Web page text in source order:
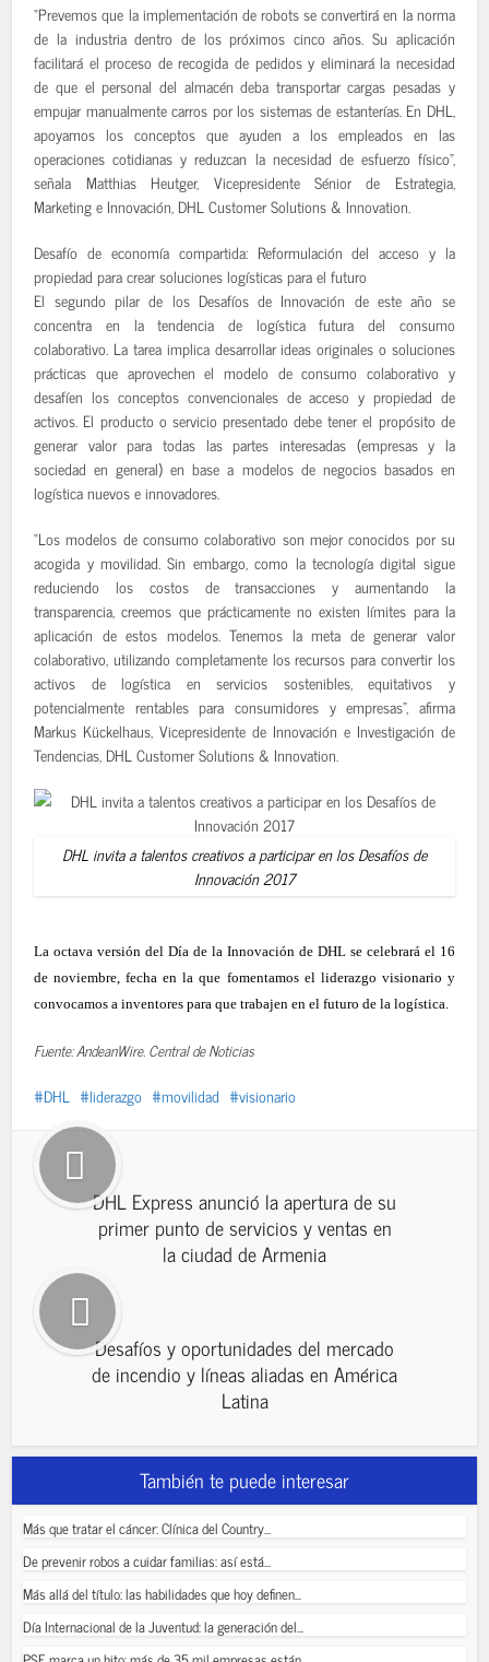
“Prevemos que la implementación de robots se convertirá en la norma
de la industria dentro de los próximos cinco años. Su aplicación
facilitará el proceso de recogida de pedidos y eliminará la necesidad
de que el personal del almacén deba transportar cargas pesadas y
empujar manualmente carros por los sistemas de estanterías. En DHL,
apoyamos los conceptos que ayuden a los empleados en las
operaciones cotidianas y reduzcan la necesidad de esfuerzo físico”,
señala Matthias Heutger, Vicepresidente Sénior de Estrategia,
Marketing e Innovación, DHL Customer Solutions & Innovation.
Desafío de economía compartida: Reformulación del acceso y la
propiedad para crear soluciones logísticas para el futuro
El segundo pilar de los Desafíos de Innovación de este año se
concentra en la tendencia de logística futura del consumo
colaborativo. La tarea implica desarrollar ideas originales o soluciones
prácticas que aprovechen el modelo de consumo colaborativo y
desafíen los conceptos convencionales de acceso y propiedad de
activos. El producto o servicio presentado debe tener el propósito de
generar valor para todas las partes interesadas (empresas y la
sociedad en general) en base a modelos de negocios basados en
logística nuevos e innovadores.
“Los modelos de consumo colaborativo son mejor conocidos por su
acogida y movilidad. Sin embargo, como la tecnología digital sigue
reduciendo los costos de transacciones y aumentando la
transparencia, creemos que prácticamente no existen límites para la
aplicación de estos modelos. Tenemos la meta de generar valor
colaborativo, utilizando completamente los recursos para convertir los
activos de logística en servicios sostenibles, equitativos y
potencialmente rentables para consumidores y empresas”, afirma
Markus Kückelhaus, Vicepresidente de Innovación e Investigación de
Tendencias, DHL Customer Solutions & Innovation.
DHL invita a talentos creativos a participar en los Desafíos de
Innovación 2017
La octava versión del Día de la Innovación de DHL se celebrará el 16
de noviembre, fecha en la que fomentamos el liderazgo visionario y
convocamos a inventores para que trabajen en el futuro de la logística.
Fuente: AndeanWire. Central de Noticias
DHL liderazgo movilidad visionario
DHL Express anunció la apertura de su
primer punto de servicios y ventas en
la ciudad de Armenia
Desafíos y oportunidades del mercado
de incendio y líneas aliadas en América
Latina
También te puede interesar
Más que tratar el cáncer: Clínica del Country...
De prevenir robos a cuidar familias: así está...
Más allá del título: las habilidades que hoy definen...
Día Internacional de la Juventud: la generación del...